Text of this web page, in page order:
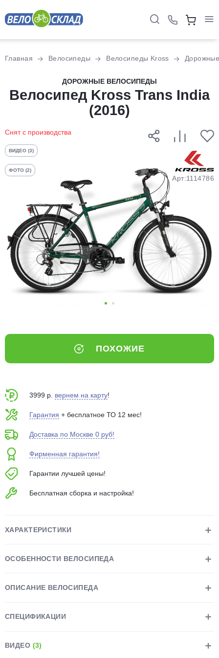
Главная Велосипеды Велосипеды Kross
ДОРОЖНЫЕ ВЕЛОСИПЕДЫ
Велосипед Kross Trans India
(2016)
Снят с производства
ВИДЕО (3)
ФОТО (2)
Арт:1114786
ПОХОЖИЕ
3999 р. вернем на карту!
Гарантия + бесплатное ТО 12 мес!
Доставка по Москве 0 руб!
Фирменная гарантия!
Гарантии лучшей цены!
Бесплатная сборка и настройка!
ХАРАКТЕРИСТИКИ
ОСОБЕННОСТИ ВЕЛОСИПЕДА
ОПИСАНИЕ ВЕЛОСИПЕДА
СПЕЦИФИКАЦИИ
ВИДЕО (3)
Разбейте
оплатуна части
без переплат
График платежей
Добавляйте товары
в корзину
Оплачивайте сегодня только
25% картой любого банка
выбранный способом
Оставшиеся75% будут
Подробнее
Остались вопросы?